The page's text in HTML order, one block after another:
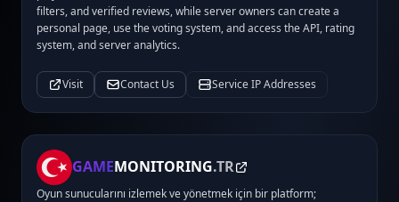
filters, and verified reviews, while server owners can create a
personal page, use the voting system, and access the API, rating
system, and server analytics.
Visit Contact Us Service IP Addresses
GAMEMONITORING.TR
Oyun sunucularını izlemek ve yönetmek için bir platform;